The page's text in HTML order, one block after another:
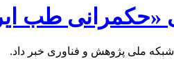
«حکمرانی طب
شبکه ملی پژوهش و فناوری خبر داد.